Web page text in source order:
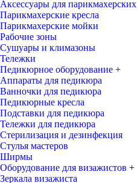
Аксессуары для парикмахерских
Парикмахерские кресла
Парикмахерские мойки
Рабочие зоны
Сушуары и климазоны
Тележки
Педикюрное оборудование +
Аппараты для педикюра
Ванночки для педикюра
Педикюрные кресла
Подставки для педикюра
Тележки для педикюра
Стерилизация и дезинфекция
Стулья мастеров
Ширмы
Оборудование для визажистов +
Зеркала визажиста